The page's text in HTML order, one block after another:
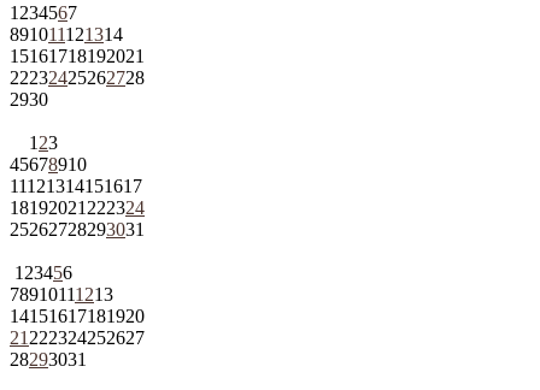
1 234567
891011121314
15161718192021
22232425262728
2930
1 23
45678910
11121314151617
18192021 222324
25262728293031
1 23456
78910111213
14151617181920
21 222324252627
28293031